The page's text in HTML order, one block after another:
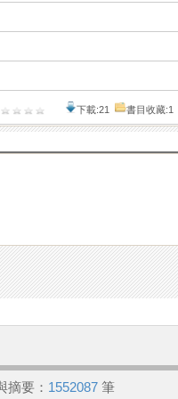
下載:21 書目收藏:1
摘要： 1552087 筆